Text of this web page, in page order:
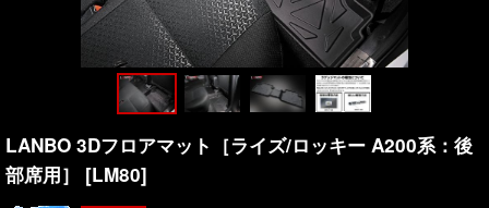
LANBO 3Dフロアマット［ライズ/ロッキー A200系：後
部席用］
[LM80]